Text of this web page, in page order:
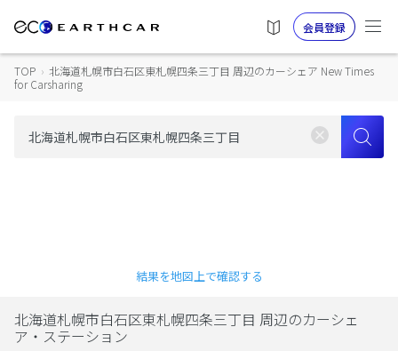
会員登録
TOP › 北海道札幌市白石区東札幌四条三丁目 周辺のカーシェア New Times
for Carsharing
結果を地図上で確認する
北海道札幌市白石区東札幌四条三丁目 周辺のカーシェ
ア・ステーション